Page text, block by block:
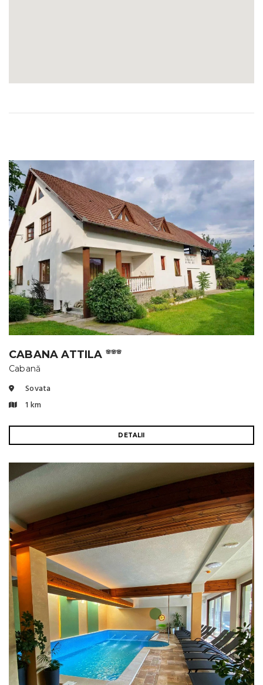
CABANA ATTILA 🌸🌸🌸
Cabană
Sovata
1 km
DETALII